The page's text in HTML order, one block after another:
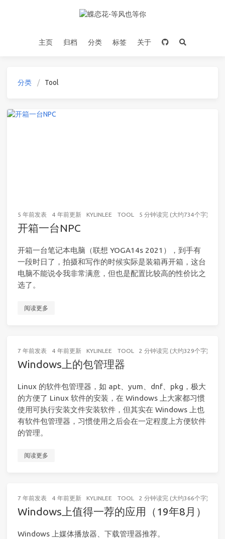
主页 归档 分类 标签 关于
分类 Tool
5 年前发表 4 年前更新 KYLINLEE TOOL 5 分钟读完 (大约734个字)
开箱一台NPC
开箱一台笔记本电脑（联想 YOGA14s 2021），到手有
一段时日了，拍摄和写作的时候实际是装箱再开箱，这台
电脑不能说令我非常满意，但也是配置比较高的性价比之
选了。
阅读更多
7 年前发表 4 年前更新 KYLINLEE TOOL 2 分钟读完 (大约329个字)
Windows上的包管理器
Linux 的软件包管理器，如 apt、yum、dnf、pkg，极大
的方便了 Linux 软件的安装，在 Windows 上大家都习惯
使用可执行安装文件安装软件，但其实在 Windows 上也
有软件包管理器，习惯使用之后会在一定程度上方便软件
的管理。
阅读更多
7 年前发表 4 年前更新 KYLINLEE TOOL 2 分钟读完 (大约366个字)
Windows上值得一荐的应用（19年8月）
Windows 上媒体播放器、下载管理器推荐。